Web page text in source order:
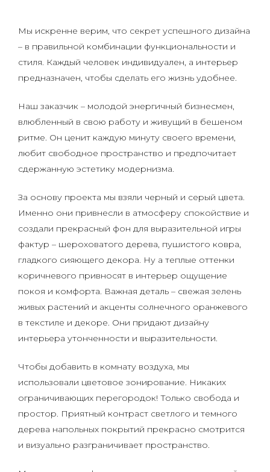
Мы искренне верим, что секрет успешного дизайна
– в правильной комбинации функциональности и
стиля. Каждый человек индивидуален, а интерьер
предназначен, чтобы сделать его жизнь удобнее.
Наш заказчик – молодой энергичный бизнесмен,
влюбленный в свою работу и живущий в бешеном
ритме. Он ценит каждую минуту своего времени,
любит свободное пространство и предпочитает
сдержанную эстетику модернизма.
За основу проекта мы взяли черный и серый цвета.
Именно они привнесли в атмосферу спокойствие и
создали прекрасный фон для выразительной игры
фактур – шероховатого дерева, пушистого ковра,
гладкого сияющего декора. Ну а теплые оттенки
коричневого привносят в интерьер ощущение
покоя и комфорта. Важная деталь – свежая зелень
живых растений и акценты солнечного оранжевого
в текстиле и декоре. Они придают дизайну
интерьера утонченности и выразительности.
Чтобы добавить в комнату воздуха, мы
использовали цветовое зонирование. Никаких
ограничивающих перегородок! Только свобода и
простор. Приятный контраст светлого и темного
дерева напольных покрытий прекрасно смотрится
и визуально разграничивает пространство.